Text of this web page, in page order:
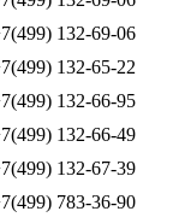
132-69-06
132-65-22
132-66-95
132-66-49
132-67-39
783-36-90